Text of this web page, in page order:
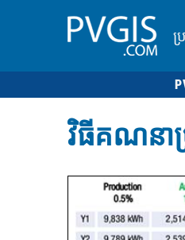
ប្
វិធីគណនា